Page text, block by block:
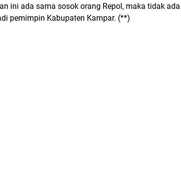
ini ada sama sosok orang Repol, maka tidak
pemimpin Kabupaten Kampar. (**)